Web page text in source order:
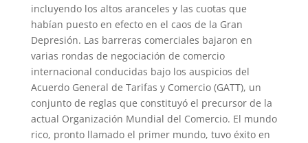
incluyendo los altos aranceles y las cuotas que
habían puesto en efecto en el caos de la Gran
Depresión. Las barreras comerciales bajaron en
varias rondas de negociación de comercio
internacional conducidas bajo los auspicios del
Acuerdo General de Tarifas y Comercio (GATT), un
conjunto de reglas que constituyó el precursor de la
actual Organización Mundial del Comercio. El mundo
rico, pronto llamado el primer mundo, tuvo éxito en